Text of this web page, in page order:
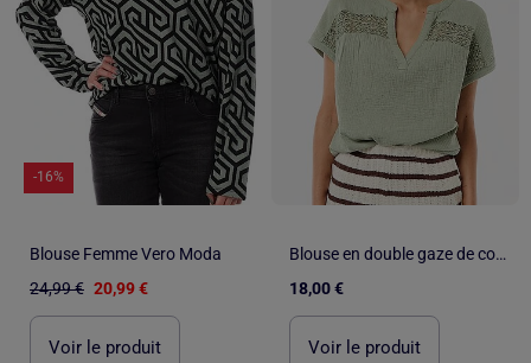
-16%
Blouse Femme Vero Moda
24,99 € 20,99 €
Voir le produit
Blouse en double gaze de coton avec broderies
18,00 €
Voir le produit